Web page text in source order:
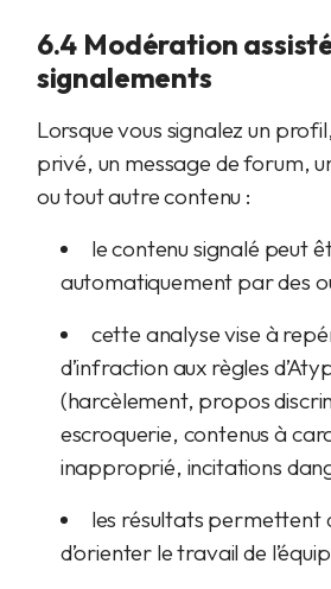
6.4 Modération
signalements
Lorsque vous signalez un
privé, un message de forum,
ou tout autre contenu :
le contenu signalé peut
automatiquement par des
cette analyse vise à
d’infraction aux règles
(harcèlement, propos
escroquerie, contenus à
inapproprié, incitations
les résultats permettent
d’orienter le travail de